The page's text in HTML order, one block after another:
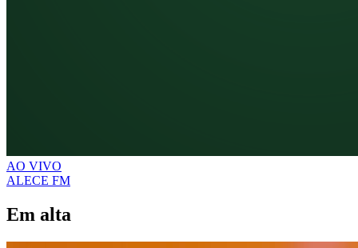
AO VIVO
ALECE FM
Em alta